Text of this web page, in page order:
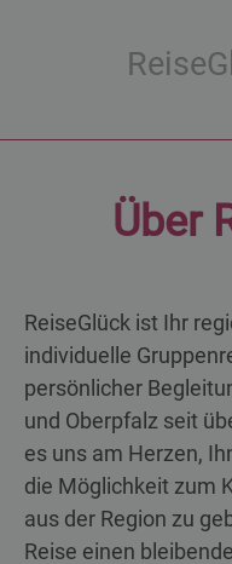
Über
ReiseGlück ist Ihr
individuelle
persönlicher
und Oberpfalz seit
es uns am Herzen,
die Möglichkeit zum
aus der Region zu
Reise einen